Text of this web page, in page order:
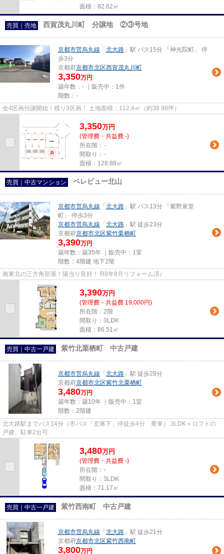
面積：82.62㎡
売買｜売地 西賀茂丸川町 分譲地 ②③号地
京都市営烏丸線 「 北大路 」駅 バス15分 「神光院町」 停
歩3分
京都府京都市北区西賀茂丸川町
3,350万円
築年数：- ｜販売中： 1件
階数：-
全4区画分譲開始！残り3区画！ 土地面積：112.4㎡（約38.98坪）
3,350万円
(管理費・共益費 -)
所在階：-
間取り：-
面積：128.88㎡
売買｜中古マンション ベレビュー北山
京都市営烏丸線 「 北大路 」駅 バス13分 「紫野泉堂
町」 停歩3分
京都市営烏丸線 「 北大路 」駅 徒歩23分
京都府京都市北区紫竹栗栖町
3,390万円
築年数：築35年 ｜販売中： 1室
階数：4階建 地下2階
南東北の三方角部屋！陽当り良好！ R8年8月リフォーム済♪
3,390万円
(管理費・共益費 19,000円)
所在階：2階
間取り：3LDK
面積：86.51㎡
売買｜中古一戸建 紫竹北栗栖町 中古戸建
京都市営烏丸線 「 北大路 」駅 徒歩28分
京都府京都市北区紫竹北栗栖町
3,480万円
築年数：築10年 ｜販売中： 1室
階数：2階建
北大路駅までバス14分（市バス「玄琢下」停徒歩4分 乗車） 3LDK＋ロフトの
戸建、駐車2台可
3,480万円
(管理費・共益費 -)
所在階：-
間取り：3LDK
面積：71.17㎡
売買｜中古一戸建 紫竹西南町 中古戸建
京都市営烏丸線 「 北大路 」駅 徒歩21分
京都府京都市北区紫竹西南町
3,800万円